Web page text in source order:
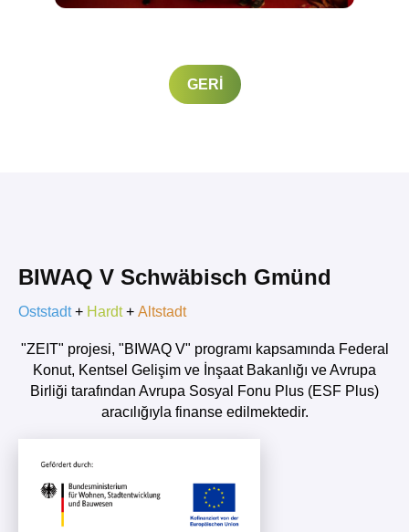
GERI
BIWAQ V Schwäbisch Gmünd
Oststadt+ Hardt+ Altstadt
"ZEIT" projesi, "BIWAQ V" programı kapsamında Federal
Konut, Kentsel Gelişim ve İnşaat Bakanlığı ve Avrupa
Birliği tarafından Avrupa Sosyal Fonu Plus (ESF Plus)
aracılığıyla finanse edilmektedir.